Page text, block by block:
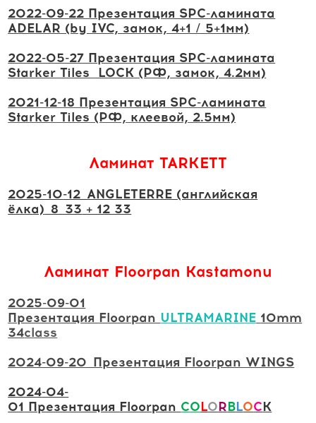
2022-09-22 Презентация SPC-ламината
ADELAR (by IVC, замок, 4+1 / 5+1мм)
2022-05-27 Презентация SPC-ламината
Starker Tiles LOCK (РФ, замок, 4.2мм)
2021-12-18 Презентация SPC-ламината
Starker Tiles (РФ, клеевой, 2.5мм)
Ламинат TARKETT
2025-10-12_ANGLETERRE (английская
ёлка) _8_33 + 12 33
Ламинат Floorpan Kastamonu
2025-09-01
Презентация Floorpan ULTRAMARINE 10mm
34class
2024-09-20_Презентация Floorpan WINGS
2024-04-
01 Презентация Floorpan COLORBLOCK